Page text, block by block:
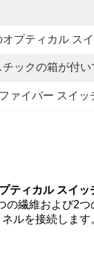
オプティカル ス
チックの箱が付
ァイバー スイッ
ティカル スイ
の繊維および2
ルを接続しま